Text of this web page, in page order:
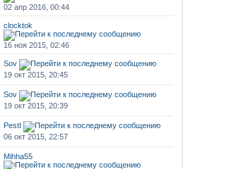
02 апр 2016, 00:44
clocktok
16 ноя 2015, 02:46
Sov
19 окт 2015, 20:45
Sov
19 окт 2015, 20:39
PestI
06 окт 2015, 22:57
Mihha55